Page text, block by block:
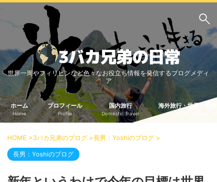
サイト内検索
3バカ兄弟のブログ
三男：増田っちのブロ
グ
次男：タクジのブログ
長男：Yoshiのブログ
ビジネス・ライフハック
車関係
世界一周やフィリピンなど色々なお役立ち情報を発信するブログメディ
ア
ホーム
Home
プロフィール
Profile
国内旅行
Domestic Travel
海外旅行・世界一周
HOME >3バカ兄弟のブログ >長男：Yoshiのブログ >
長男：Yoshiのブログ